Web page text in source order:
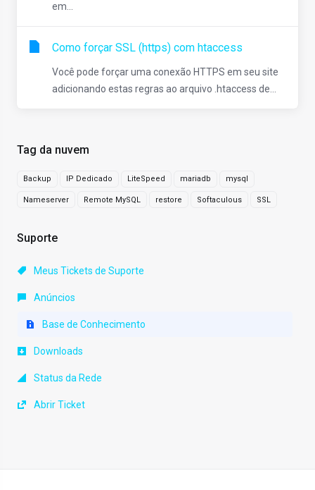
Tag da nuvem
Backup IP Dedicado LiteSpeed mariadb mysql
Nameserver Remote MySQL restore Softaculous SSL
Suporte
Meus Tickets de Suporte
Anúncios
Base de Conhecimento
Downloads
Status da Rede
Abrir Ticket
em...
Como forçar SSL (https) com htaccess
Você pode forçar uma conexão HTTPS em seu site
adicionando estas regras ao arquivo .htaccess de...